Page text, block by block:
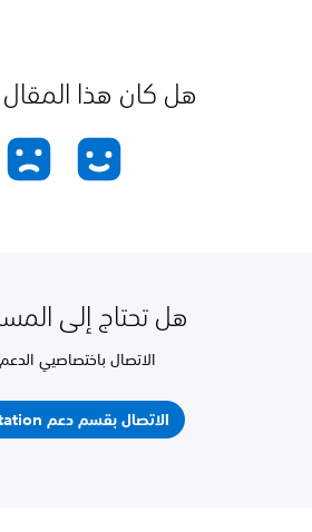
هل كان هذا المقال
هل تحتاج إلى
الاتصال باختصاصيي الدعم
الاتصال بقسم دعم PlayStation